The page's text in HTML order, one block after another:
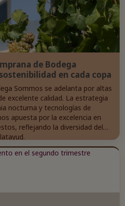
de Bodega
en cada copa
Sommos se adelanta por altas
excelente calidad. La estrategia
nocturna y tecnologías de
apuesta por la excelencia en
reflejando la diversidad del